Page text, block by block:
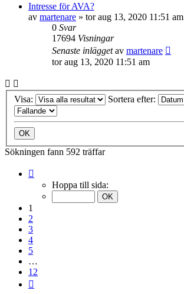
Intresse för AVA?
av martenare » tor aug 13, 2020 11:51 am
0 Svar
17694 Visningar
Senaste inläggetav martenare
tor aug 13, 2020 11:51 am
Visa: Sortera efter:
Sökningen fann 592 träffar
Hoppa till sida:
1
2
3
4
5
…
12